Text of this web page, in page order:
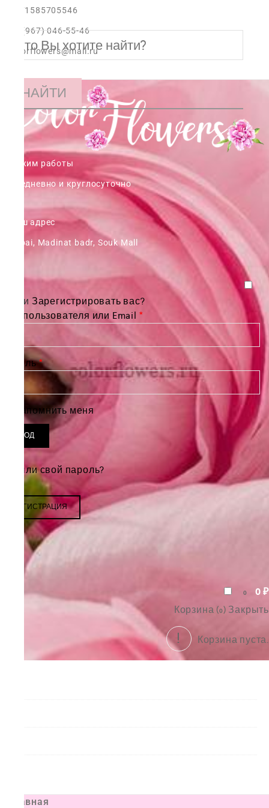
+971585705546
+7 (967) 046-55-46
colorflowers@mail.ru
Режим работы
ежедневно и круглосуточно
Наш адрес
Dubai, Madinat badr, Souk Mall
Войти Зарегистрировать вас?
Имя пользователя или Email *Обязательно
Пароль*Обязательно
Запомнить меня
ВХОД
Забыли свой пароль?
РЕГИСТРАЦИЯ
НАЙТИ
0 0₽
Корзина (0) Закрыть
Корзина пуста.
Главная